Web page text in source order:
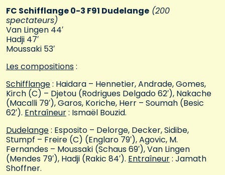
FC Schifflange 0-3 F91 Dudelange (200
spectateurs)
Van Lingen 44′
Hadji 47′
Moussaki 53′
Les compositions:
Schifflange: Haidara – Hennetier, Andrade, Gomes,
Kirch (C) – Djetou (Rodrigues Delgado 62′), Nakache
(Macalli 79′), Garos, Koriche, Herr – Soumah (Besic
62′). Entraîneur: Ismaël Bouzid.
Dudelange: Esposito – Delorge, Decker, Sidibe,
Stumpf – Freire (C) (Englaro 79′), Agovic, M.
Fernandes – Moussaki (Schaus 69′), Van Lingen
(Mendes 79′), Hadji (Rakic 84′). Entraîneur: Jamath
Shoffner.